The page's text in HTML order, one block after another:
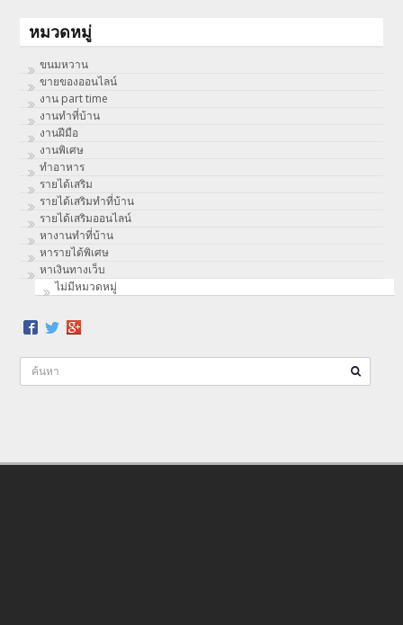
หมวดหมู่
ขนมหวาน
ขายของออนไลน์
งาน part time
งานทําที่บ้าน
งานฝีมือ
งานพิเศษ
ทําอาหาร
รายได้เสริม
รายได้เสริมทำที่บ้าน
รายได้เสริมออนไลน์
หางานทำที่บ้าน
หารายได้พิเศษ
หาเงินทางเว็บ
ไม่มีหมวดหมู่